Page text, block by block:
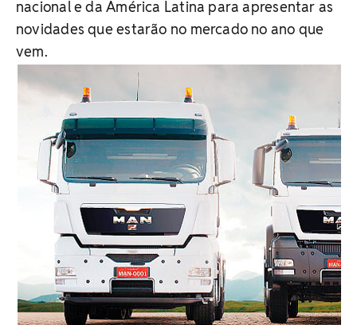
nacional e da América Latina para apresentar as
novidades que estarão no mercado no ano que
vem.